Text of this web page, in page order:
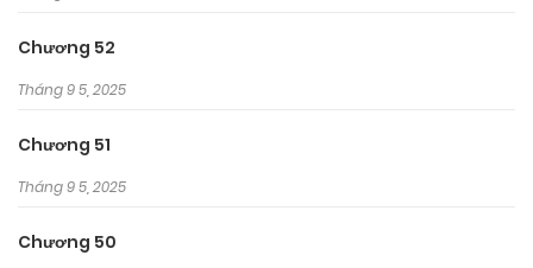
Chương 52
Tháng 9 5, 2025
Chương 51
Tháng 9 5, 2025
Chương 50